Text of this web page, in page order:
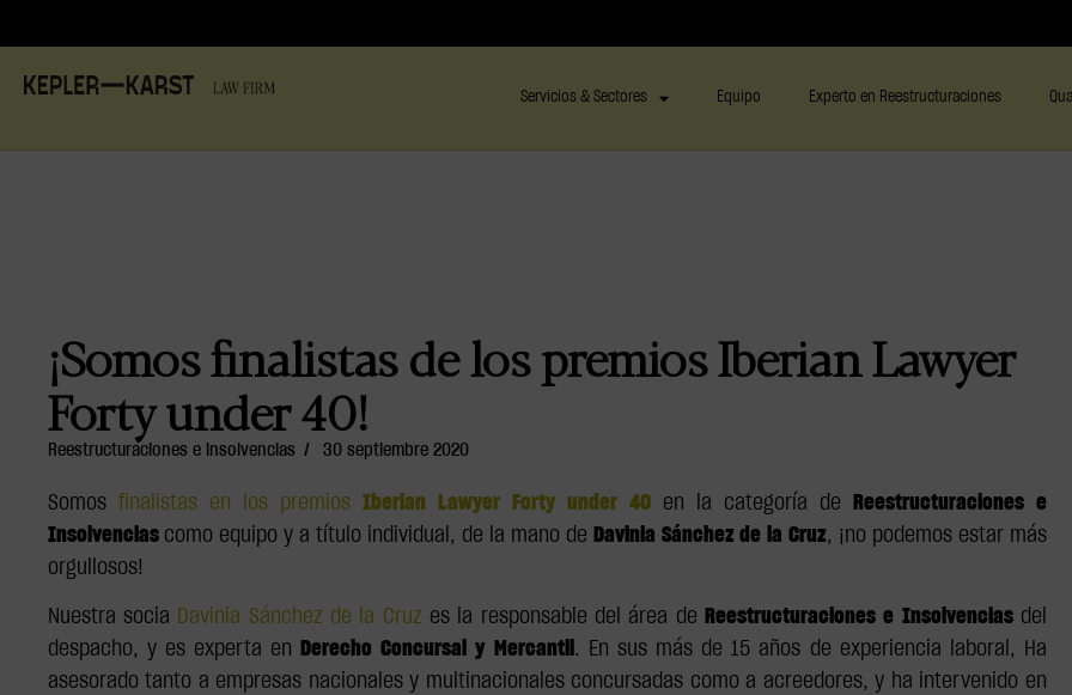
Servicios & Sectores Equipo Experto en Reestructuraciones
¡Somos finalistas de los premios Iberian Lawyer
Forty under 40!
Reestructuraciones e insolvencias / 30 septiembre 2020
Somos finalistas en los premiosIberian Lawyer Forty under 40en la categoría de
Reestructuraciones e
Insolvenciascomo equipo y a título individual, de la mano de Davinia Sánchez de la Cruz, ¡no podemos estar más
orgullosos!
Nuestra socia Davinia Sánchez de la Cruz es la responsable del área de Reestructuraciones e Insolvenciasdel
despacho, y es experta en
Derecho Concursal y Mercantil . En sus más de 15 años de experiencia laboral, Ha
asesorado tanto a empresas nacionales y multinacionales concursadas como a acreedores, y ha intervenido en